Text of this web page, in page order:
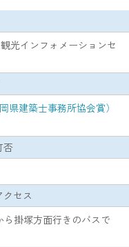
光インフォメーションセ
県建築士事務所協会賞）
否
セス
掛塚方面行きのバスで